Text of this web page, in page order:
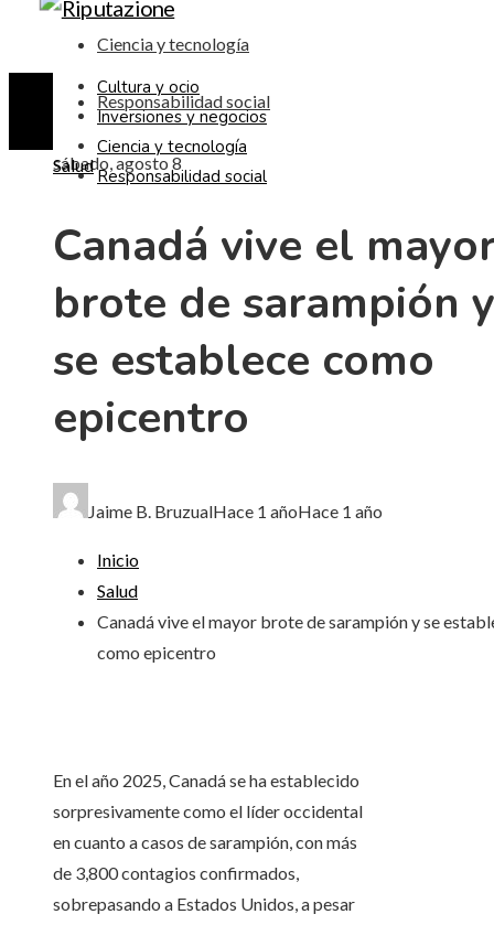
Ciencia y tecnología
Responsabilidad social
sábado, agosto 8
Cultura y ocio
Inversiones y negocios
Ciencia y tecnología
Responsabilidad social
Salud
Canadá vive el
brote de sarampión y
se establece como
epicentro
Jaime B. BruzualHace 1 añoHace 1 año
Inicio
Salud
Canadá vive el mayor brote de sarampión y se
como epicentro
En el año 2025, Canadá se ha establecido
sorpresivamente como el líder occidental
en cuanto a casos de sarampión, con más
de 3,800 contagios confirmados,
sobrepasando a Estados Unidos, a pesar